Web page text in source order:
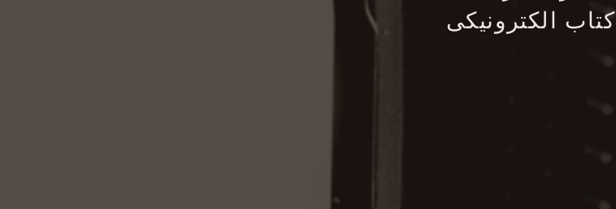
کتاب الکترونیکی